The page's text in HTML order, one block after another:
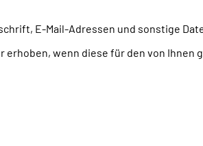
E-Mail-Adressen und sonstige
wenn diese für den von